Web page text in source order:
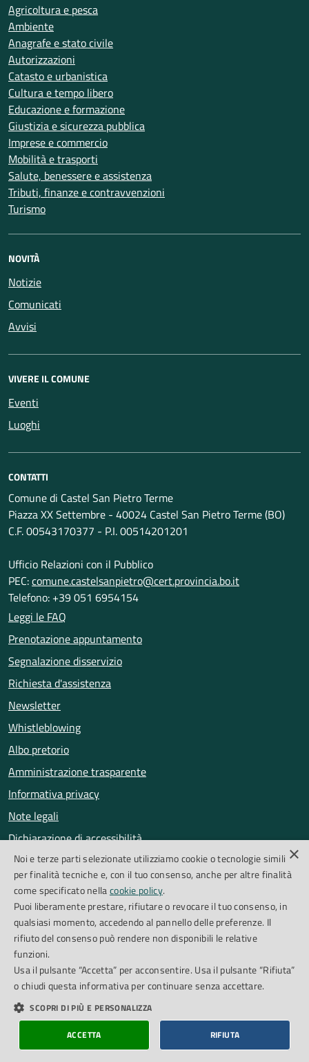
Agricoltura e pesca
Ambiente
Anagrafe e stato civile
Autorizzazioni
Catasto e urbanistica
Cultura e tempo libero
Educazione e formazione
Giustizia e sicurezza pubblica
Imprese e commercio
Mobilità e trasporti
Salute, benessere e assistenza
Tributi, finanze e contravvenzioni
Turismo
NOVITÀ
Notizie
Comunicati
Avvisi
VIVERE IL COMUNE
Eventi
Luoghi
CONTATTI
Comune di Castel San Pietro Terme
Piazza XX Settembre - 40024 Castel San Pietro Terme (BO)
C.F. 00543170377 - P.I. 00514201201
Ufficio Relazioni con il Pubblico
PEC:comune.castelsanpietro@cert.provincia.bo.it
Telefono: +39 051 6954154
Leggi le FAQ
Prenotazione appuntamento
Segnalazione disservizio
Richiesta d'assistenza
Newsletter
Whistleblowing
Albo pretorio
Amministrazione trasparente
Informativa privacy
Note legali
Dichiarazione di accessibilità
Obiettivi di accessibilità
Segnalazioni accessibilità
SEGUICI SU
Facebook
Cookie Policy
Piano di miglioramento del sito
Credits
×
Noi e terze parti selezionate utilizziamo cookie o tecnologie simili
per finalità tecniche e, con il tuo consenso, anche per altre finalità
come specificato nellacookie policy.
Puoi liberamente prestare, rifiutare o revocare il tuo consenso, in
qualsiasi momento, accedendo al pannello delle preferenze. Il
rifiuto del consenso può rendere non disponibili le relative
funzioni.
Usa il pulsante “Accetta” per acconsentire. Usa il pulsante “Rifiuta”
o chiudi questa informativa per continuare senza accettare.
SCOPRI DI PIÙ E PERSONALIZZA
ACCETTA RIFIUTA